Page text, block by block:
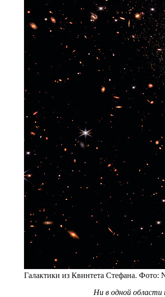
Галактики из Квинтета Стефана. Фото:
Ни в одной области